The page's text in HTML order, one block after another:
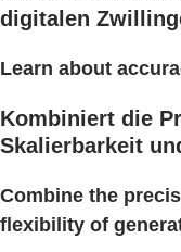
digitalen
Learn about
Kombiniert die
Skalierbarkeit
Combine the
flexibility of